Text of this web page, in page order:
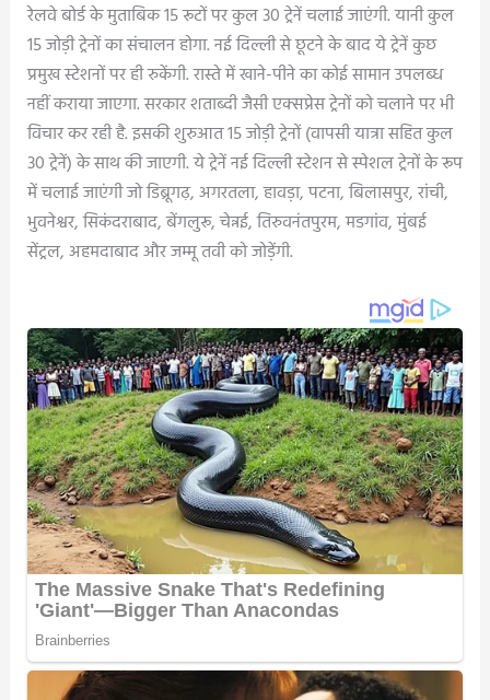
रेलवे बोर्ड के मुताबिक 15 रूटों पर कुल 30 ट्रेनें चलाई जाएंगी. यानी कुल
15 जोड़ी ट्रेनों का संचालन होगा. नई दिल्ली से छूटने के बाद ये ट्रेनें कुछ
प्रमुख स्टेशनों पर ही रुकेंगी. रास्ते में खाने-पीने का कोई सामान उपलब्ध
नहीं कराया जाएगा. सरकार शताब्दी जैसी एक्सप्रेस ट्रेनों को चलाने पर भी
विचार कर रही है. इसकी शुरुआत 15 जोड़ी ट्रेनों (वापसी यात्रा सहित कुल
30 ट्रेनें) के साथ की जाएगी. ये ट्रेनें नई दिल्ली स्टेशन से स्‍पेशल ट्रेनों के रूप
में चलाई जाएंगी जो डिब्रूगढ़, अगरतला, हावड़ा, पटना, बिलासपुर, रांची,
भुवनेश्वर, सिकंदराबाद, बेंगलुरू, चेन्नई, तिरुवनंतपुरम, मडगांव, मुंबई
सेंट्रल, अहमदाबाद और जम्मू तवी को जोड़ेंगी.